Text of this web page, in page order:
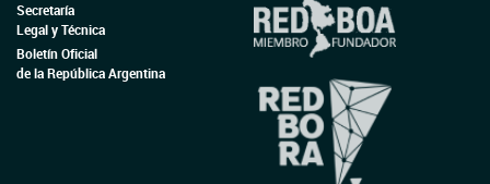
Secretaría
Legal y Técnica
Boletín Oficial
de la República Argentina